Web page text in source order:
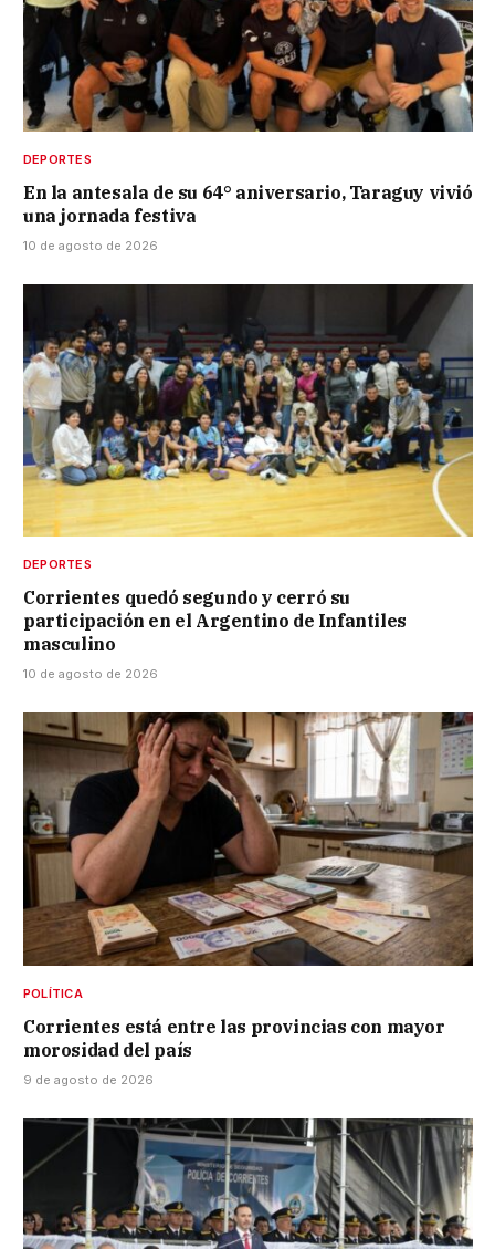
DEPORTES
En la antesala de su 64° aniversario, Taraguy vivió
una jornada festiva
10 de agosto de 2026
DEPORTES
Corrientes quedó segundo y cerró su
participación en el Argentino de Infantiles
masculino
10 de agosto de 2026
POLÍTICA
Corrientes está entre las provincias con mayor
morosidad del país
9 de agosto de 2026